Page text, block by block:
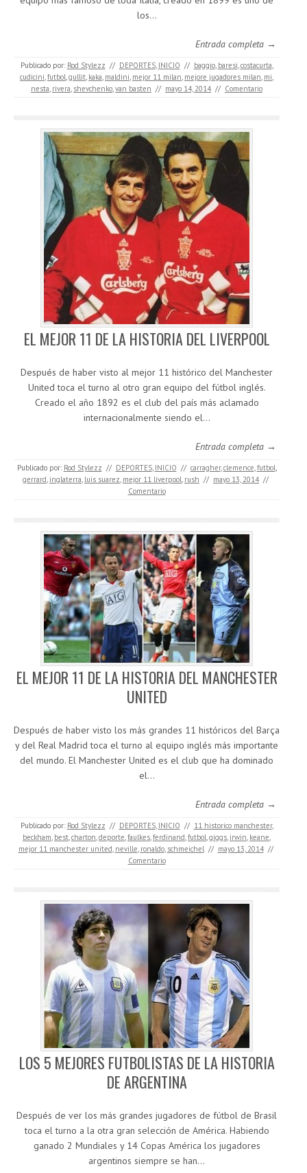
los…
Entrada completa →
Publicado por: Rod Stylezz // DEPORTES, INICIO // baggio, baresi,costacurta,
cudicini,futbol,gullit, kaka, maldini, mejor 11 milan, mejore jugadores milan, mi,
nesta, rivera, shevchenko,van basten // mayo 14, 2014 // Comentario
EL MEJOR 11 DE LA HISTORIA DEL LIVERPOOL
Después de haber visto al mejor 11 histórico del Manchester
United toca el turno al otro gran equipo del fútbol inglés.
Creado el año 1892 es el club del país más aclamado
internacionalmente siendo el…
Entrada completa →
Publicado por: Rod Stylezz // DEPORTES, INICIO // carragher,clemence,futbol,
gerrard, inglaterra, luis suarez, mejor 11 liverpool, rush // mayo 13, 2014 //
Comentario
EL MEJOR 11 DE LA HISTORIA DEL MANCHESTER
UNITED
Después de haber visto los más grandes 11 históricos del Barça
y del Real Madrid toca el turno al equipo inglés más importante
del mundo. El Manchester United es el club que ha dominado
el…
Entrada completa →
Publicado por: Rod Stylezz // DEPORTES, INICIO // 11 historico manchester,
beckham, best,charton,deporte,faulkes,ferdinand,futbol,giggs, irwin, keane,
mejor 11 manchester united, neville, ronaldo, schmeichel // mayo 13, 2014 //
Comentario
LOS 5 MEJORES FUTBOLISTAS DE LA HISTORIA
DE ARGENTINA
Después de ver los más grandes jugadores de fútbol de Brasil
toca el turno a la otra gran selección de América. Habiendo
ganado 2 Mundiales y 14 Copas América los jugadores
argentinos siempre se han…